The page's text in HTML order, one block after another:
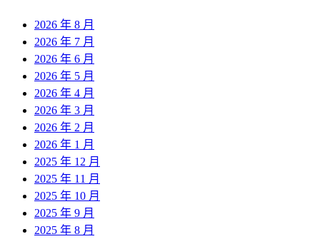
2026 年 8 月
2026 年 7 月
2026 年 6 月
2026 年 5 月
2026 年 4 月
2026 年 3 月
2026 年 2 月
2026 年 1 月
2025 年 12 月
2025 年 11 月
2025 年 10 月
2025 年 9 月
2025 年 8 月